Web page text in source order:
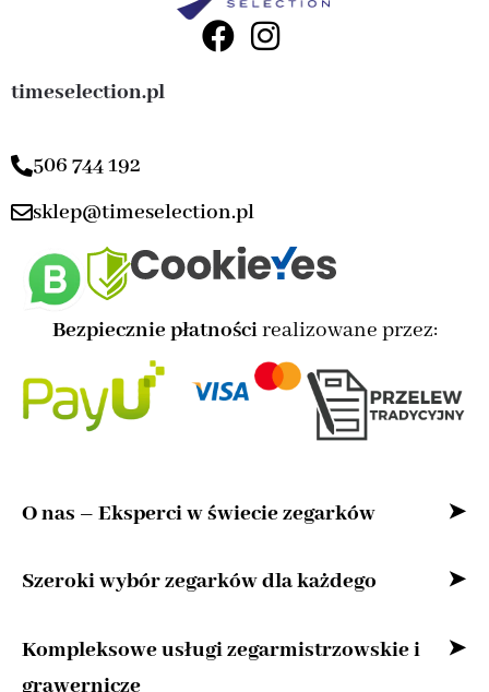
timeselection.pl
506 744 192
sklep@timeselection.pl
Bezpiecznie płatnościrealizowane przez:
O nas – Eksperci w świecie zegarków
Witaj w naszym sklepie internetowym –
zegarków oraz osobach, które cenią precyzję,
Szeroki wybór zegarków dla każdego
Bez względu na to, czy szukasz zegarka
klasycznego, nowoczesnego zegarka
Kompleksowe usługi zegarmistrzowskie i
grawernicze